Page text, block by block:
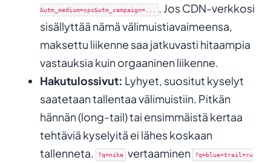
&utm_medium=cpc&utm_campaign=... . Jos CDN-verkkosi
sisällyttää nämä välimuistiavaimeensa,
maksettu liikenne saa jatkuvasti hitaampia
vastauksia kuin orgaaninen liikenne.
Hakutulossivut: Lyhyet, suositut kyselyt
saatetaan tallentaa välimuistiin. Pitkän
hännän (long-tail) tai ensimmäistä kertaa
tehtäviä kyselyitä ei lähes koskaan
tallenneta.
?q=nike vertaaminen ?q=blue+trail+ru